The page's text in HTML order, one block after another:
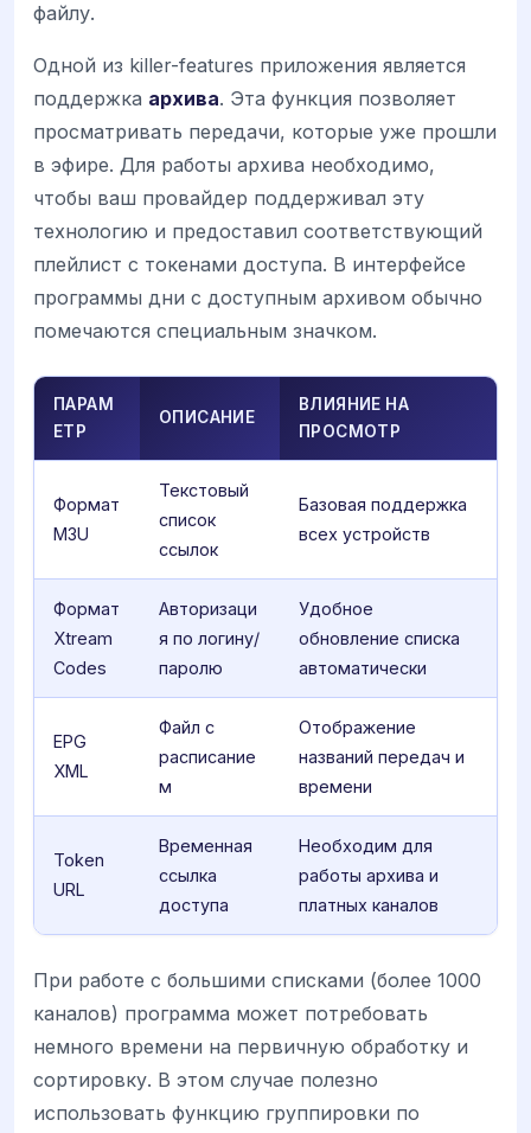
файлу.
Одной из killer-features приложения является
поддержка архива. Эта функция позволяет
просматривать передачи, которые уже прошли
в эфире. Для работы архива необходимо,
чтобы ваш провайдер поддерживал эту
технологию и предоставил соответствующий
плейлист с токенами доступа. В интерфейсе
программы дни с доступным архивом обычно
помечаются специальным значком.
ПАРАМ
ЕТР
ОПИСАНИЕ
ВЛИЯНИЕ НА
ПРОСМОТР
Формат
M3U
Текстовый
список
ссылок
Базовая поддержка
всех устройств
Формат
Xtream
Codes
Авторизаци
я по логину/
паролю
Удобное
обновление списка
автоматически
EPG
XML
Файл с
расписание
м
Отображение
названий передач и
времени
Token
URL
Временная
ссылка
доступа
Необходим для
работы архива и
платных каналов
При работе с большими списками (более 1000
каналов) программа может потребовать
немного времени на первичную обработку и
сортировку. В этом случае полезно
использовать функцию группировки по